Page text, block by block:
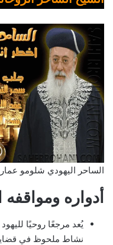
الساحر اليهودي شلومو عمار
أدواره ومواقفه
يُعد مرجعًا روحيًا
نشاط ملحوظ في قضايا